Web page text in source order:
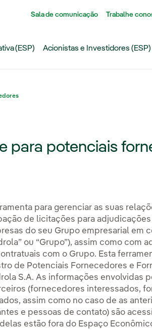
Sala de comunicação Trabalhe
(ESP) Acionistas e Investidores (ESP)
para potenciais
para gerenciar as suas
de licitações para
do seu Grupo empresarial em
ou “Grupo”), assim como com
com o Grupo. Esta
de Potenciais Fornecedores e
S.A. As informações envolvidas
(fornecedores interessados,
assim como no caso de as
e pessoas de contato) são
estão fora do Espaço